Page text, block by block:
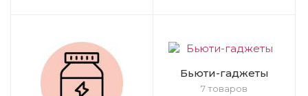
Бьюти-гаджеты
7 товаров